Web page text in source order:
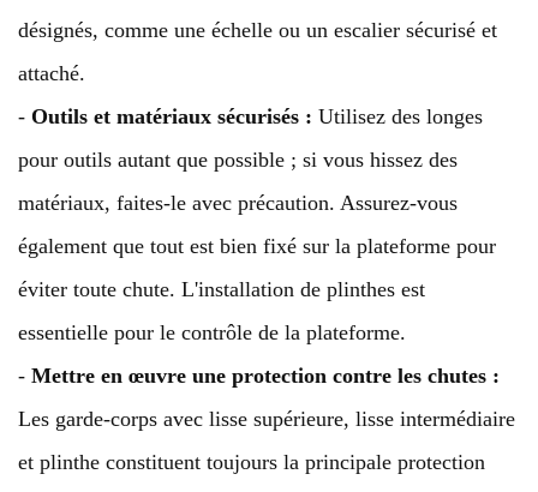
désignés, comme une échelle ou un escalier sécurisé et
attaché.
- Outils et matériaux sécurisés : Utilisez des longes
pour outils autant que possible ; si vous hissez des
matériaux, faites-le avec précaution. Assurez-vous
également que tout est bien fixé sur la plateforme pour
éviter toute chute. L'installation de plinthes est
essentielle pour le contrôle de la plateforme.
- Mettre en œuvre une protection contre les chutes :
Les garde-corps avec lisse supérieure, lisse intermédiaire
et plinthe constituent toujours la principale protection